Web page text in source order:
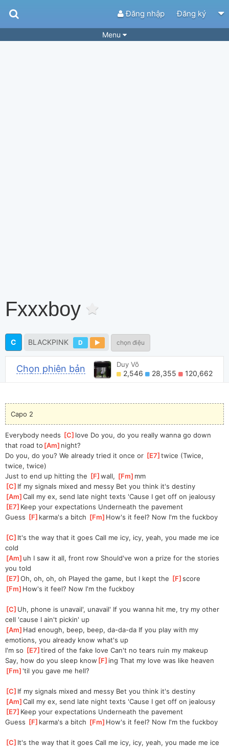
Đăng nhập Đăng ký
Menu
Fxxxboy
C BLACKPINK D chọn điệu
Chọn phiên bản Duy Võ
2,546 28,355 120,662
Capo 2
Everybody needs [C ]love Do you, do you really wanna go down
that road to [Am ]night?
Do you, do you? We already tried it once or [E7 ]twice (Twice,
twice, twice)
Just to end up hitting the [F ]
wall, [Fm ]mm
[C ]If my signals mixed and messy Bet you think it's destiny
[Am ]
Call my ex, send late night texts 'Cause I get off on jealousy
[E7 ]Keep your expectations Underneath the pavement
Guess [F ]karma's a bitch [Fm ]How's it feel? Now I'm the fuckboy
[C ]It's the way that it goes Call me icy, icy, yeah, you made me ice
cold
[Am ]uh I saw it all, front row Should've won a prize for the stories
you told
[E7 ]
Oh, oh, oh, oh Played the game, but I kept the [F ]
score
[Fm ]How's it feel? Now I'm the fuckboy
[C ]Uh, phone is unavail', unavail' If you wanna hit me, try my other
cell 'cause I ain't pickin' up
[Am ]Had enough, beep, beep, da-da-da If you play with my
emotions, you already know what's up
I'm so [E7 ]tired of the fake love Can't no tears ruin my makeup
Say, how do you sleep know [F ]ing That my love was like heaven
Fm ]'til you gave me hell?
[C ]If my signals mixed and messy Bet you think it's destiny
[Am ]
Call my ex, send late night texts 'Cause I get off on jealousy
[E7 ]Keep your expectations Underneath the pavement
Guess [F ]karma's a bitch [Fm ]How's it feel? Now I'm the fuckboy
[C ]It's the way that it goes Call me icy, icy, yeah, you made me ice